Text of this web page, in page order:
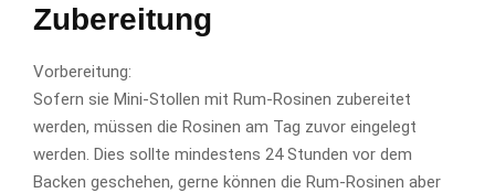
Zubereitung
Vorbereitung:
Sofern sie Mini-Stollen mit Rum-Rosinen zubereitet
werden, müssen die Rosinen am Tag zuvor eingelegt
werden. Dies sollte mindestens 24 Stunden vor dem
Backen geschehen, gerne können die Rum-Rosinen aber